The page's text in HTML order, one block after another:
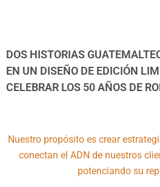
DOS HISTORIAS
EN UN DISEÑO DE EDICIÓN
CELEBRAR LOS 50 AÑOS DE
Nuestro propósito es crear
conectan el ADN de nuestros
potenciando su